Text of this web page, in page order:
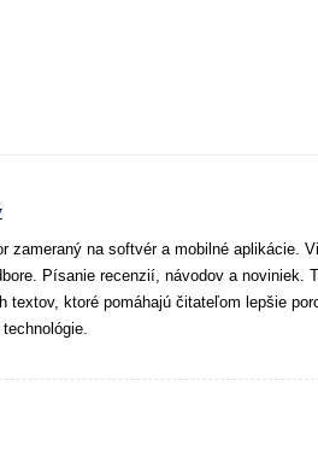
zameraný na softvér a mobilné aplikácie.
Písanie recenzií, návodov a noviniek.
textov, ktoré pomáhajú čitateľom lepšie